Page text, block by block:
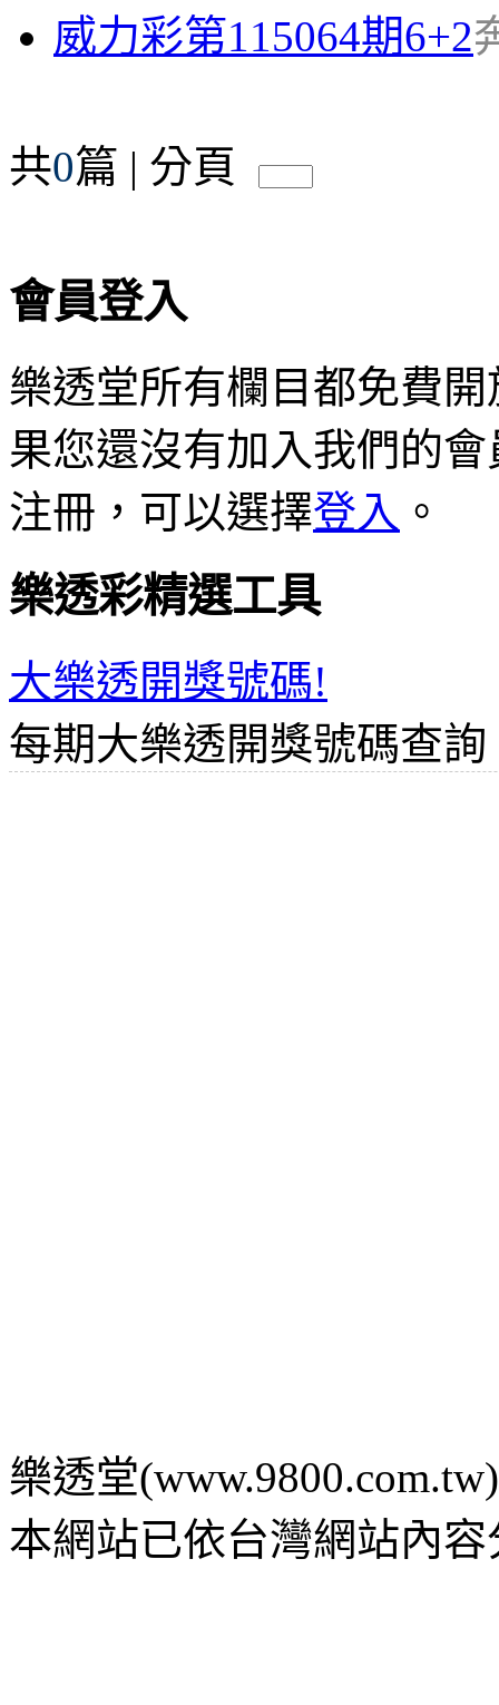
威力彩第115064期6+2
共0篇 | 分頁
會員登入
樂透堂所有欄目都免費
果您還沒有加入我們的
注冊，可以選擇登入 。
樂透彩精選工具
大樂透開獎號碼!
每期大樂透開獎號碼查
樂透堂
本網站已依台灣網站內